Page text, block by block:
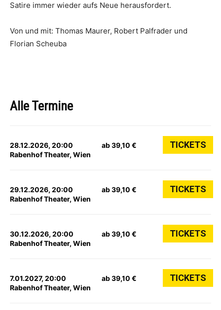
Satire immer wieder aufs Neue herausfordert.
Von und mit: Thomas Maurer, Robert Palfrader und
Florian Scheuba
Alle Termine
28.12.2026, 20:00
Rabenhof Theater, Wien
ab 39,10 € TICKETS
29.12.2026, 20:00
Rabenhof Theater, Wien
ab 39,10 € TICKETS
30.12.2026, 20:00
Rabenhof Theater, Wien
ab 39,10 € TICKETS
7.01.2027, 20:00
Rabenhof Theater, Wien
ab 39,10 € TICKETS